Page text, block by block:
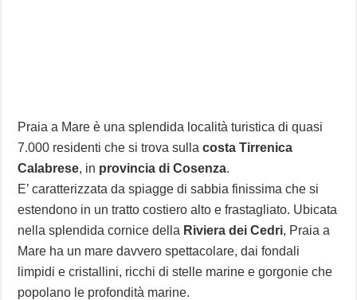
Praia a Mare è una splendida località turistica di quasi
7.000 residenti che si trova sullacosta Tirrenica
Calabrese, in provincia di Cosenza.
E’ caratterizzata da spiagge di sabbia finissima che si
estendono in un tratto costiero alto e frastagliato. Ubicata
nella splendida cornice della Riviera dei Cedri, Praia a
Mare ha un mare davvero spettacolare, dai fondali
limpidi e cristallini, ricchi di stelle marine e gorgonie che
popolano le profondità marine.